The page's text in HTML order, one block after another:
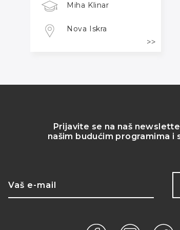
Miha Klinar
Nova Iskra
Prijavite se na naš
našim budućim programima i